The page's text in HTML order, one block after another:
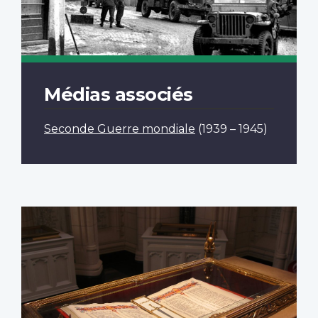
Médias associés
Seconde Guerre mondiale (1939 – 1945)